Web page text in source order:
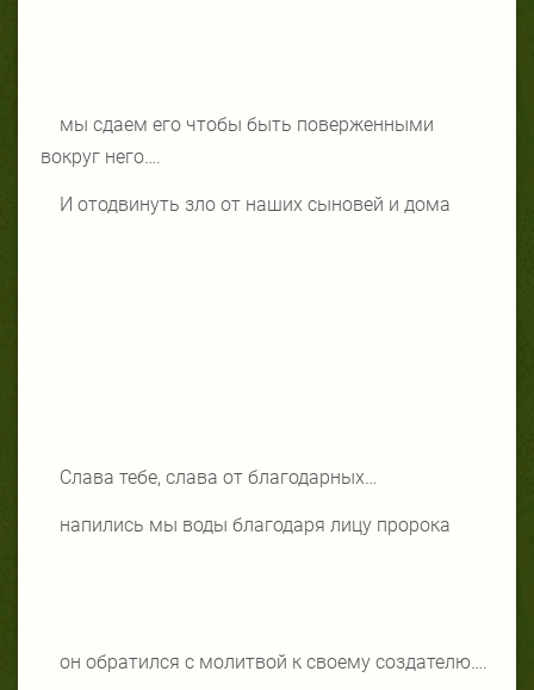
мы сдаем его чтобы быть поверженными
вокруг него….
И отодвинуть зло от наших сыновей и дома
Слава тебе, слава от благодарных…
напились мы воды благодаря лицу пророка
он обратился с молитвой к своему создателю….